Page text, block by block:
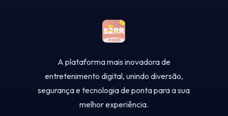
A plataforma mais inovadora de
entretenimento digital, unindo diversão,
segurança e tecnologia de ponta para a sua
melhor experiência.